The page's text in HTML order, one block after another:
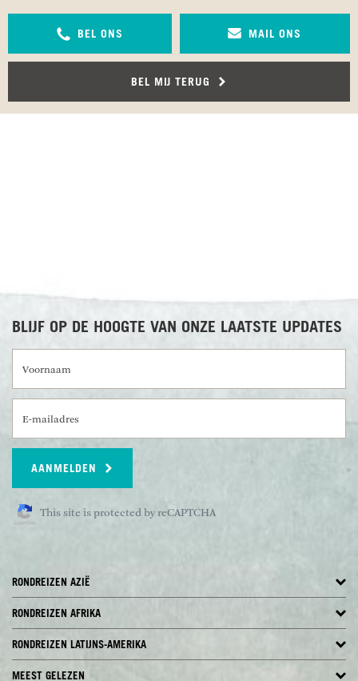
BEL ONS MAIL ONS
BEL MIJ TERUG
BLIJF OP DE HOOGTE VAN ONZE LAATSTE UPDATES
AANMELDEN
This site is protected by reCAPTCHA
RONDREIZEN AZIË
RONDREIZEN AFRIKA
RONDREIZEN LATIJNS-AMERIKA
MEEST GELEZEN